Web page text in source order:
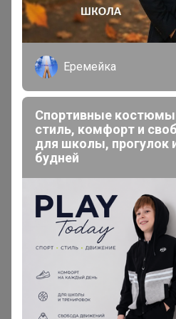
В теме "Vita milk. ШОКовая
косметики! Цены от 32 р до
кремы, скрабы, мылко,
7 февраля, 2026 21:45
и меня расфиксируйте
Пишите в комментариях к заказам
ленка
Еремейка
Спортивные костюмы
стиль, комфорт и
для школы, прогулок
будней